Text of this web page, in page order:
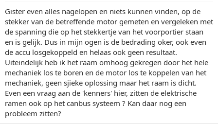
Gister even alles nagelopen en niets kunnen vinden, op de
stekker van de betreffende motor gemeten en vergeleken met
de spanning die op het stekkertje van het voorportier staan
en is gelijk. Dus in mijn ogen is de bedrading oker, ook even
de accu losgekoppeld en helaas ook geen resultaat.
Uiteindelijk heb ik het raam omhoog gekregen door het hele
mechaniek los te boren en de motor los te koppelen van het
mechaniek, geen sjieke oplossing maar het raam is dicht.
Even een vraag aan de 'kenners' hier, zitten de elektrische
ramen ook op het canbus systeem ? Kan daar nog een
probleem zitten?